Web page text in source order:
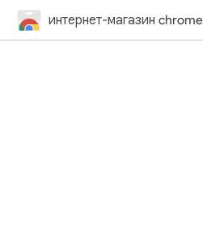
интернет-магазин chrome